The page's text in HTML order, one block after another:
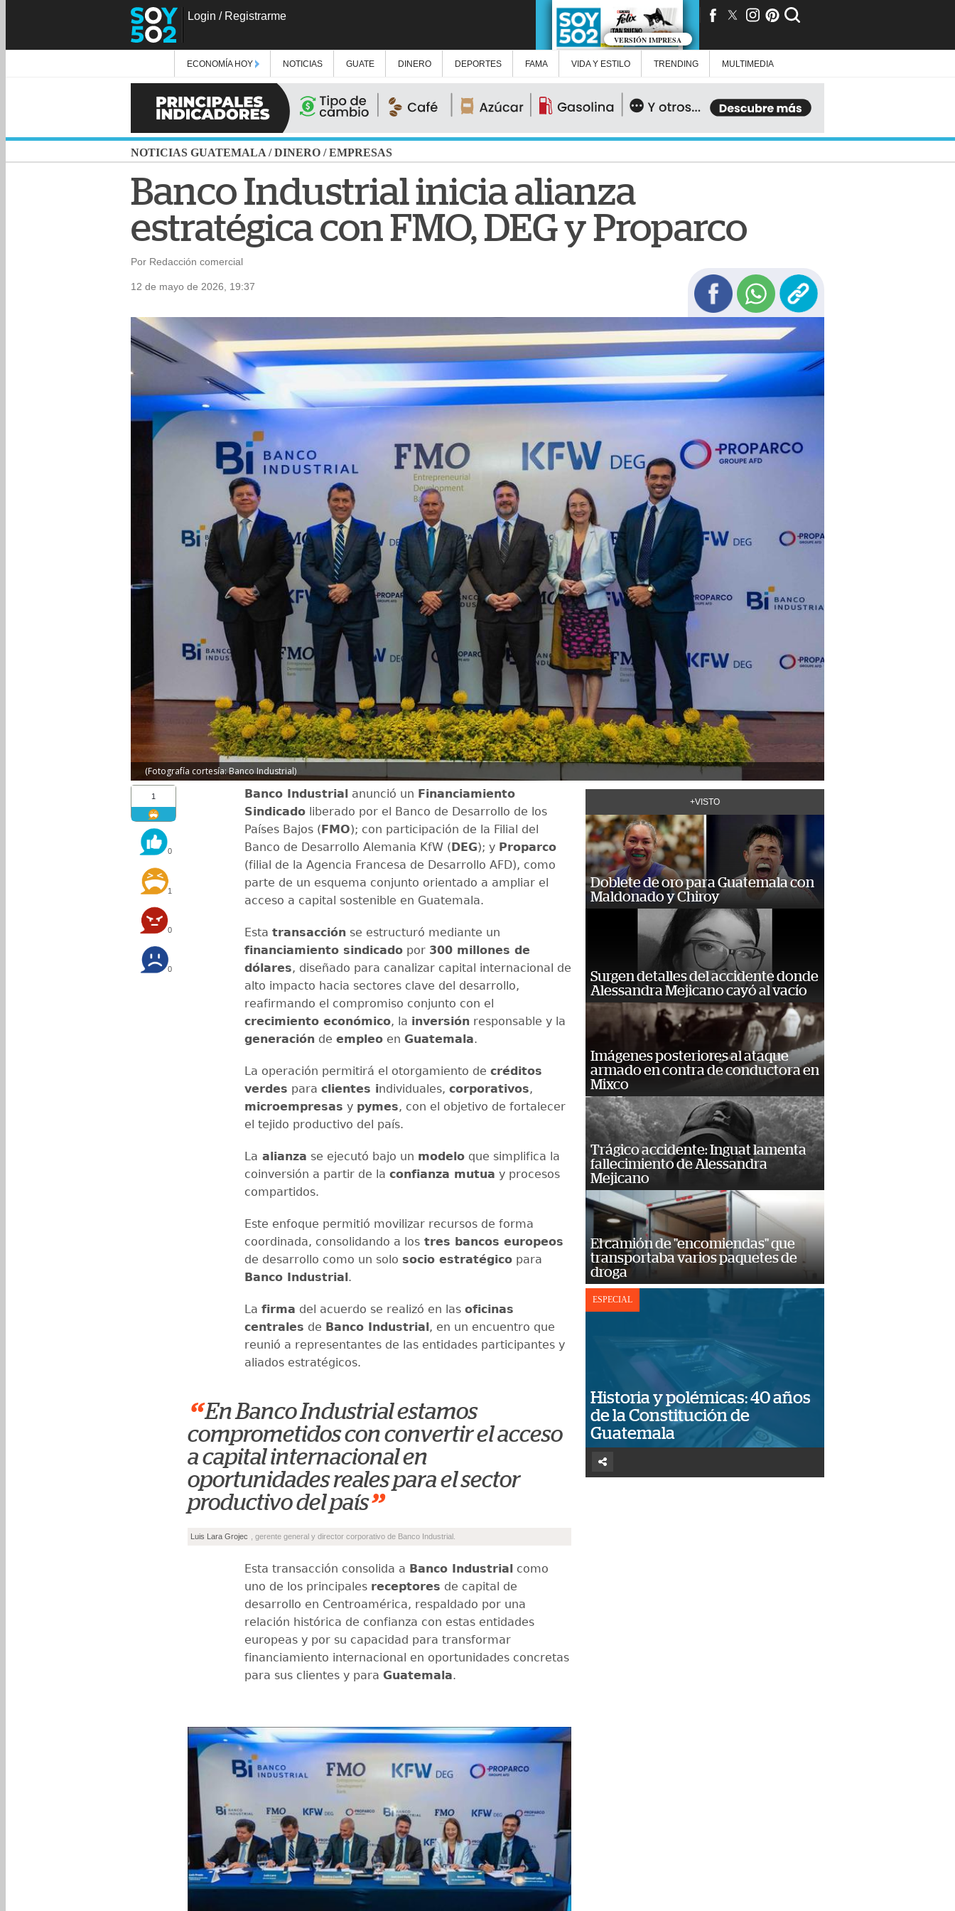
Login / Registrarme
VERSIÓN IMPRESA
ECONOMÍA HOY NOTICIAS GUATE DINERO DEPORTES FAMA VIDA Y ESTILO TRENDING MULTIMEDIA
NOTICIAS GUATEMALA /DINERO /EMPRESAS
Banco Industrial inicia alianza
estratégica con FMO, DEG y Proparco
Por Redacción comercial
12 de mayo de 2026, 19:37
(Fotografía cortesía: Banco Industrial)
1
0
1
0
0
Banco Industrial anunció un Financiamiento
Sindicado liberado por el Banco de Desarrollo de los
Países Bajos (FMO); con participación de la Filial del
Banco de Desarrollo Alemania KfW (DEG); y Proparco
(filial de la Agencia Francesa de Desarrollo AFD), como
parte de un esquema conjunto orientado a ampliar el
acceso a capital sostenible en Guatemala.
Esta transacción se estructuró mediante un
financiamiento sindicado por 300 millones de
dólares, diseñado para canalizar capital internacional de
alto impacto hacia sectores clave del desarrollo,
reafirmando el compromiso conjunto con el
crecimiento económico, la inversión responsable y la
generación de empleo en Guatemala.
La operación permitirá el otorgamiento de créditos
verdes para clientes individuales, corporativos,
microempresas y pymes, con el objetivo de fortalecer
el tejido productivo del país.
La alianza se ejecutó bajo un modelo que simplifica la
coinversión a partir de la confianza mutua y procesos
compartidos.
Este enfoque permitió movilizar recursos de forma
coordinada, consolidando a los tres bancos europeos
de desarrollo como un solo socio estratégico para
Banco Industrial.
La firma del acuerdo se realizó en las oficinas
centrales de Banco Industrial, en un encuentro que
reunió a representantes de las entidades participantes y
aliados estratégicos.
“ En Banco Industrial estamos
comprometidos con convertir el acceso
a capital internacional en
oportunidades reales para el sector
productivo del país”
Luis Lara Grojec , gerente general y director corporativo de Banco Industrial.
Esta transacción consolida a Banco Industrial como
uno de los principales receptores de capital de
desarrollo en Centroamérica, respaldado por una
relación histórica de confianza con estas entidades
europeas y por su capacidad para transformar
financiamiento internacional en oportunidades concretas
para sus clientes y para Guatemala.
+VISTO
Doblete de oro para Guatemala con
Maldonado y Chiroy
Surgen detalles del accidente donde
Alessandra Mejicano cayó al vacío
Imágenes posteriores al ataque
armado en contra de conductora en
Mixco
Trágico accidente: Inguat lamenta
fallecimiento de Alessandra
Mejicano
El camión de "encomiendas" que
transportaba varios paquetes de
droga
ESPECIAL
Historia y polémicas: 40 años
de la Constitución de
Guatemala